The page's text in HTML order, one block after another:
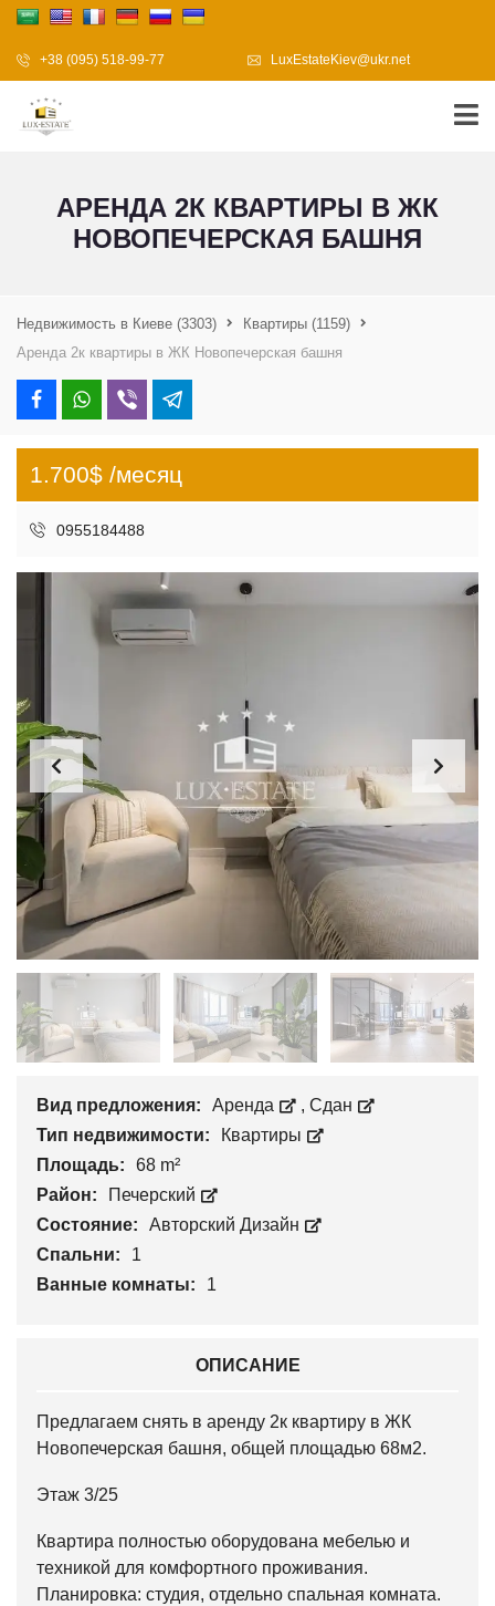
+38 (095) 518-99-77 LuxEstateKiev@ukr.net
АРЕНДА 2К КВАРТИРЫ В ЖК
НОВОПЕЧЕРСКАЯ БАШНЯ
Недвижимость в Киеве (3303) Квартиры (1159)
Аренда 2к квартиры в ЖК Новопечерская башня
1.700$ /месяц
0955184488
Вид предложения: Аренда , Сдан
Тип недвижимости:
Квартиры
Площадь:
68 m²
Район:
Печерский
Состояние:
Авторский Дизайн
Спальни:
1
Ванные комнаты:
1
ОПИСАНИЕ
Предлагаем снять в аренду 2к квартиру в ЖК
Новопечерская башня, общей площадью 68м2.
Этаж 3/25
Квартира полностью оборудована мебелью и
техникой для комфортного проживания.
Планировка: студия, отдельно спальная комната.